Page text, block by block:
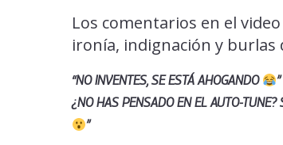
Los comentarios en el
ironía, indignación y
“NO INVENTES, SE ESTÁ AHOGANDO ”
¿NO HAS PENSADO EN EL AUTO-TUNE?
”